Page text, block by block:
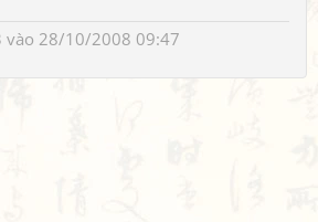
vào 28/10/2008 09:47